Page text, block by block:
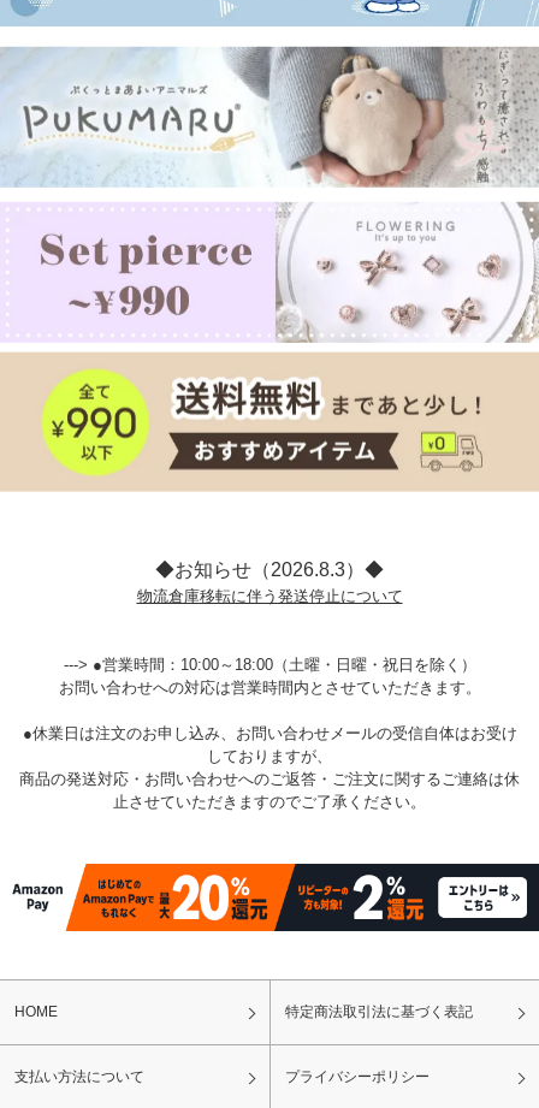
◆お知らせ（2026.8.3）◆
物流倉庫移転に伴う発送停止について
---> ●営業時間：10:00～18:00（土曜・日曜・祝日を除く）
お問い合わせへの対応は営業時間内とさせていただきます。
●休業日は注文のお申し込み、お問い合わせメールの受信自体はお受け
しておりますが、
商品の発送対応・お問い合わせへのご返答・ご注文に関するご連絡は休
止させていただきますのでご了承ください。
HOME 特定商法取引法に基づく表記
支払い方法について プライバシーポリシー